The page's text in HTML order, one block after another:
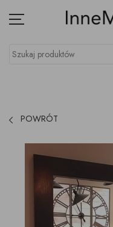
Menu
Szukaj produktów
POWRÓT